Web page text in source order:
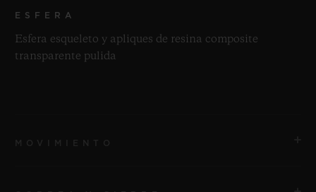
ESFERA
Esfera esqueleto y apliques de resina composite
transparente pulida